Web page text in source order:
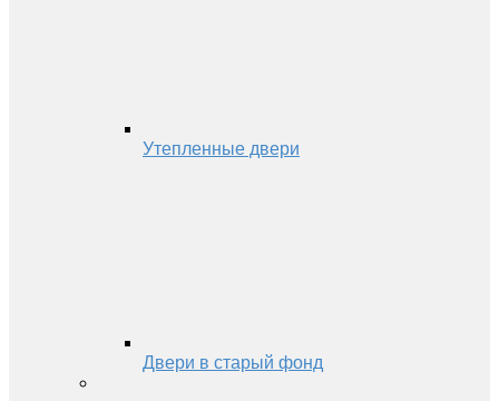
Утепленные двери
Двери в старый фонд